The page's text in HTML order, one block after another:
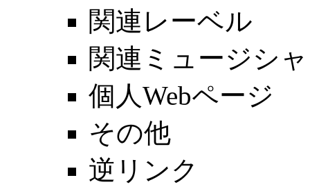
関連レーベル
関連ミュージシ
個人Webページ
その他
逆リンク